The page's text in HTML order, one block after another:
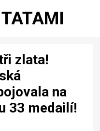
zlata!
na
33 medailí!